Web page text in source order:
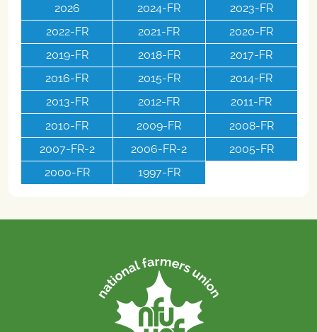
2026 2024-FR
2023-FR
2022-FR
2021-FR
2020-FR
2019-FR
2018-FR
2017-FR
2016-FR
2015-FR
2014-FR
2013-FR
2012-FR
2011-FR
2010-FR
2009-FR
2008-FR
2007-FR-2
2006-FR-2
2005-FR
2000-FR
1997-FR